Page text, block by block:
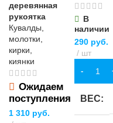
деревянная
рукоятка
Кувалды,
молотки,
кирки,
киянки
Ожидаем
поступления
1 310 руб.
В
наличии
290 руб.
шт
В КОРЗИНУ
ВЕС